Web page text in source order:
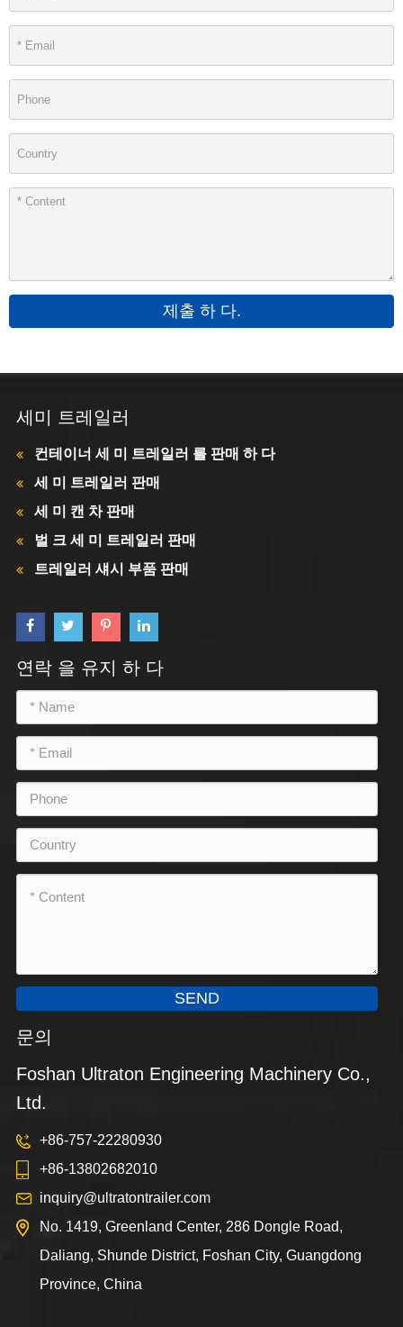
제출 하 다.
세미 트레일러
컨테이너 세 미 트레일러 를 판매 하 다
세 미 트레일러 판매
세 미 캔 차 판매
벌 크 세 미 트레일러 판매
트레일러 섀시 부품 판매
연락 을 유지 하 다
SEND
문의
Foshan Ultraton Engineering Machinery Co.,
Ltd.
+86-757-22280930
+86-13802682010
inquiry@ultratontrailer.com
No. 1419, Greenland Center, 286 Dongle Road,
Daliang, Shunde District, Foshan City, Guangdong
Province, China